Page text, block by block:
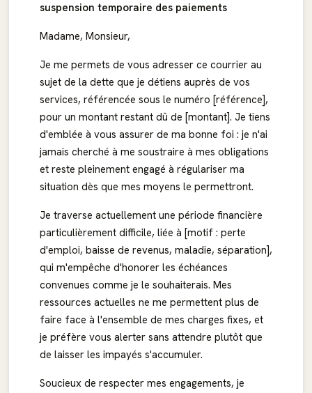
suspension temporaire des paiements
Madame, Monsieur,
Je me permets de vous adresser ce courrier au
sujet de la dette que je détiens auprès de vos
services, référencée sous le numéro [référence],
pour un montant restant dû de [montant]. Je tiens
d'emblée à vous assurer de ma bonne foi : je n'ai
jamais cherché à me soustraire à mes obligations
et reste pleinement engagé à régulariser ma
situation dès que mes moyens le permettront.
Je traverse actuellement une période financière
particulièrement difficile, liée à [motif : perte
d'emploi, baisse de revenus, maladie, séparation],
qui m'empêche d'honorer les échéances
convenues comme je le souhaiterais. Mes
ressources actuelles ne me permettent plus de
faire face à l'ensemble de mes charges fixes, et
je préfère vous alerter sans attendre plutôt que
de laisser les impayés s'accumuler.
Soucieux de respecter mes engagements, je